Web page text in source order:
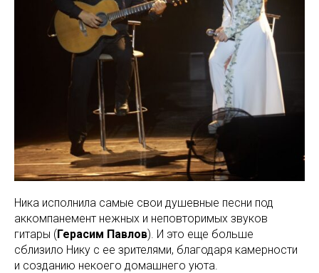
Ника исполнила самые свои душевные песни под
аккомпанемент нежных и неповторимых звуков
гитары (Герасим Павлов). И это еще больше
сблизило Нику с ее зрителями, благодаря камерности
и созданию некоего домашнего уюта.